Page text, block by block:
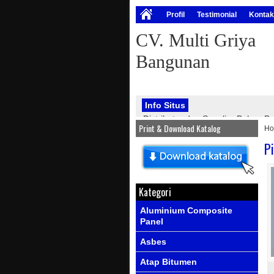
Profil Testimonial Kontak
CV. Multi Griya
Bangunan
Info Situs
Distributor dan Supplier Bahan
bangunan, seperti : atap
Info Produk
Ada produk-
Print & Download Katalog
Kategori
Aluminium Composite
Panel
Asbes
Atap Bitumen